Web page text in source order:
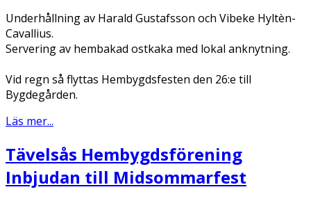
Underhållning av Harald Gustafsson och Vibeke Hyltèn-
Cavallius.
Servering av hembakad ostkaka med lokal anknytning.
Vid regn så flyttas Hembygdsfesten den 26:e till
Bygdegården.
Läs mer...
Tävelsås Hembygdsförening
Inbjudan till Midsommarfest